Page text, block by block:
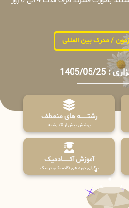
/ مدرک بین المللی
05/25
رشتـــــــه های منعطف
پوشش بیش از 70 رشته
آموزش آکـــــــادمیک
برگزاری دوره های آکادمیک و ترمیک